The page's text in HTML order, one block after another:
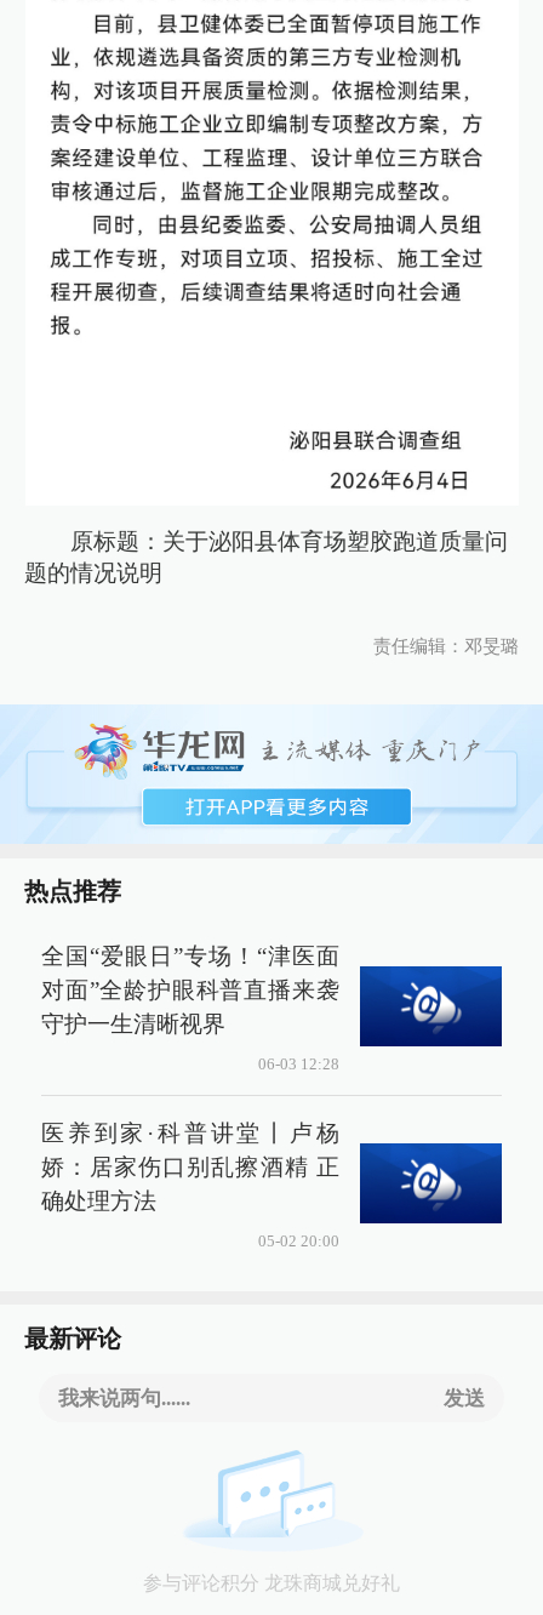
原标题：关于泌阳县体育场塑胶跑道质量问
题的情况说明
责任编辑：邓旻璐
热点推荐
全国“爱眼日”专场！“津医面
对面”全龄护眼科普直播来袭
守护一生清晰视界
06-03 12:28
医养到家·科普讲堂丨卢杨
娇：居家伤口别乱擦酒精 正
确处理方法
05-02 20:00
最新评论
我来说两句...... 发送
参与评论积分 龙珠商城兑好礼